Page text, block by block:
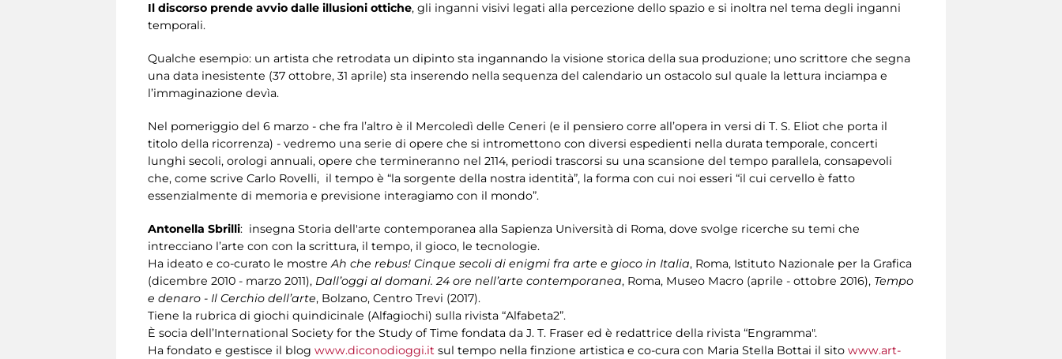
Il discorso prende avvio dalle illusioni ottiche, gli inganni visivi legati alla percezione dello spazio e si inoltra nel tema degli inganni
temporali.
Qualche esempio: un artista che retrodata un dipinto sta ingannando la visione storica della sua produzione; uno scrittore che segna
una data inesistente (37 ottobre, 31 aprile) sta inserendo nella sequenza del calendario un ostacolo sul quale la lettura inciampa e
l’immaginazione devìa.
Nel pomeriggio del 6 marzo - che fra l’altro è il Mercoledì delle Ceneri (e il pensiero corre all’opera in versi di T. S. Eliot che porta il
titolo della ricorrenza) - vedremo una serie di opere che si intromettono con diversi espedienti nella durata temporale, concerti
lunghi secoli, orologi annuali, opere che termineranno nel 2114, periodi trascorsi su una scansione del tempo parallela, consapevoli
che, come scrive Carlo Rovelli, il tempo è “la sorgente della nostra identità”, la forma con cui noi esseri “il cui cervello è fatto
essenzialmente di memoria e previsione interagiamo con il mondo”.
Antonella Sbrilli: insegna Storia dell'arte contemporanea alla Sapienza Università di Roma, dove svolge ricerche su temi che
intrecciano l’arte con con la scrittura, il tempo, il gioco, le tecnologie.
Ha ideato e co-curato le mostreAh che rebus! Cinque secoli di enigmi fra arte e gioco in Italia, Roma, Istituto Nazionale per la Grafica
(dicembre 2010 - marzo 2011), Dall’oggi al domani. 24 ore nell’arte contemporanea, Roma, Museo Macro (aprile - ottobre 2016), Tempo
e denaro - Il Cerchio dell’arte, Bolzano, Centro Trevi (2017).
Tiene la rubrica di giochi quindicinale (Alfagiochi) sulla rivista “Alfabeta2”.
È socia dell’International Society for the Study of Time fondata da J. T. Fraser ed è redattrice della rivista “Engramma".
Ha fondato e gestisce il blog www.diconodioggi.it sul tempo nella finzione artistica e co-cura con Maria Stella Bottai il sito www.art-